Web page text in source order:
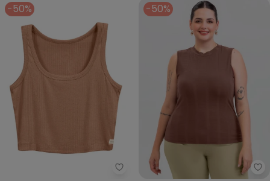
-50%
Marialícia - Regata Duas
-50%